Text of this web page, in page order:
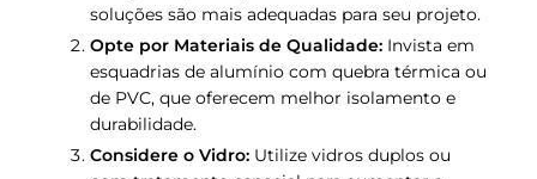
soluções são mais adequadas para seu projeto.
Opte por Materiais de Qualidade: Invista em
esquadrias de alumínio com quebra térmica ou
de PVC, que oferecem melhor isolamento e
durabilidade.
Considere o Vidro: Utilize vidros duplos ou